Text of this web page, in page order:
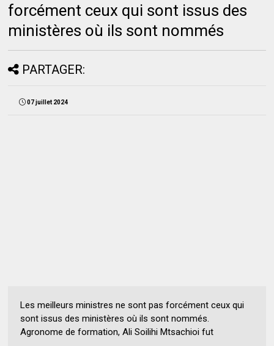
forcément ceux qui sont issus des
ministères où ils sont nommés
PARTAGER:
07 juillet 2024
Les meilleurs ministres ne sont pas forcément ceux qui
sont issus des ministères où ils sont nommés.
Agronome de formation, Ali Soilihi Mtsachioi fut